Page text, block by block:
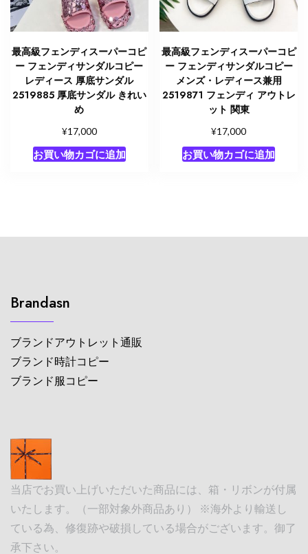
最高級フェンディスーパーコピ
ー フェンディサンダルコピー
レディース 厚底サンダル
2519885 厚底サンダル きれい
め
¥17,000
お買い物カゴに追加
最高級フェンディスーパーコピ
ー フェンディサンダルコピー
メンズ・レディース兼用
2519871 フェンディ アウトレ
ット 関東
¥17,000
お買い物カゴに追加
Brandasn
ブランドアウトレット通販
ブランド時計コピー
ブランド服コピー
当店でお買い上げいただいた商品には、箱・リボンが付属
いたします。（一部対象外商品あり） ※海外より輸送し
ている為、修復跡や破損している場合がございます。御了
承下さい。